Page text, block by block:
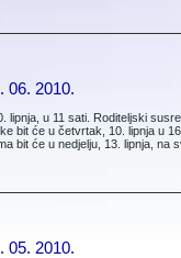
06. 2010.
lip­nja, u 11 sati. Roditeljski
bit će u četvrtak, 10. lip­nja u
bit će u nedjelju, 13. lipnja, na
05. 2010.